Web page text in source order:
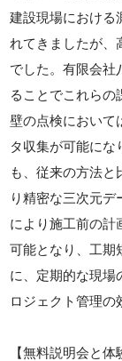
建設現場における
れてきましたが、
でした。有限会社
ることでこれらの
壁の点検において
タ収集が可能にな
も、従来の方法と
り精密な三次元
により施工前の計
可能となり、工期
に、定期的な現場
ロジェクト管理の
【無料説明会と体